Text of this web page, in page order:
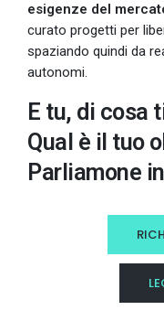
esigenze del
curato progetti per
spaziando quindi da
autonomi.
E tu, di cosa
Qual è il tuo
Parliamone